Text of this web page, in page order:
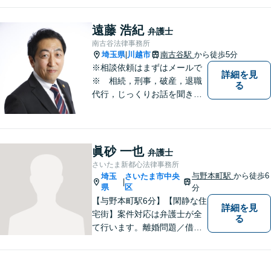
律相談・打ち合わせに力を入
れています。【万全のコロナ
対策】お気軽にご相談くださ
い。
遠藤 浩紀 弁護士
南古谷法律事務所
埼玉県| 川越市 南古谷駅 から徒歩5分
※相談依頼はまずはメールで
※ 相続，刑事，破産，退職
代行，じっくりお話を聞き、
で、様々な問題に直面してき
ました。相談だけでもお気軽
にお問合せください。
詳細を見
る
眞砂 一也 弁護士
さいたま新都心法律事務所
埼玉
県
さいたま市中央
区
与野本町駅から徒歩6
分
【与野本町駅6分】【閑静な住
宅街】案件対応は弁護士が全
て行います。離婚問題／借
幅広く対応しております。迅
詳細を見
る